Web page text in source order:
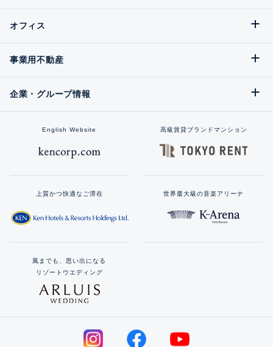
オフィス
事業用不動産
企業・グループ情報
English Website 高級賃貸ブランドマンション
上質かつ快適なご滞在 世界最大級の音楽アリーナ
風までも、思い出になる
リゾートウエディング